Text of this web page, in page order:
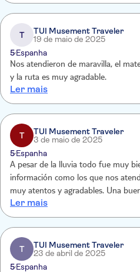
T
TUI Musement Traveler
19 de maio de 2025
5Espanha
Nos atendieron de maravilla, el
y la ruta es muy agradable.
Ler mais
T
TUI Musement Traveler
3 de maio de 2025
5Espanha
A pesar de la lluvia todo fue muy
información como los que nos
muy atentos y agradables. Una
Ler mais
T
TUI Musement Traveler
23 de abril de 2025
5Espanha